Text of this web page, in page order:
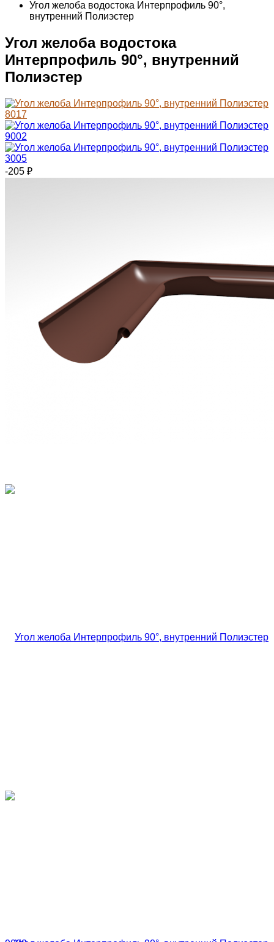
Угол желоба водостока Интерпрофиль 90°,
внутренний Полиэстер
Угол желоба водостока
Интерпрофиль 90°, внутренний
Полиэстер
-205 ₽